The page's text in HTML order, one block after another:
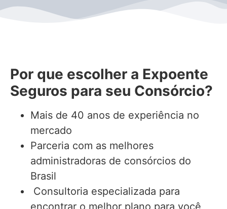
Por que escolher a Expoente
Seguros para seu Consórcio?
Mais de 40 anos de experiência no
mercado
Parceria com as melhores
administradoras de consórcios do
Brasil
Consultoria especializada para
encontrar o melhor plano para você